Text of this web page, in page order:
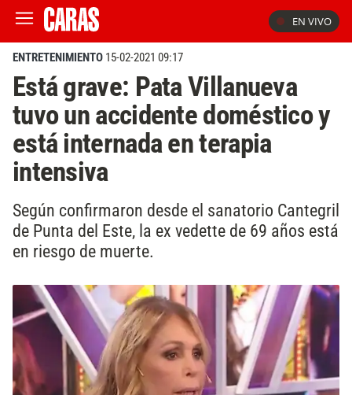
EN VIVO
ENTRETENIMIENTO 15-02-2021 09:17
Está grave: Pata Villanueva
tuvo un accidente doméstico y
está internada en terapia
intensiva
Según confirmaron desde el sanatorio Cantegril
de Punta del Este, la ex vedette de 69 años está
en riesgo de muerte.